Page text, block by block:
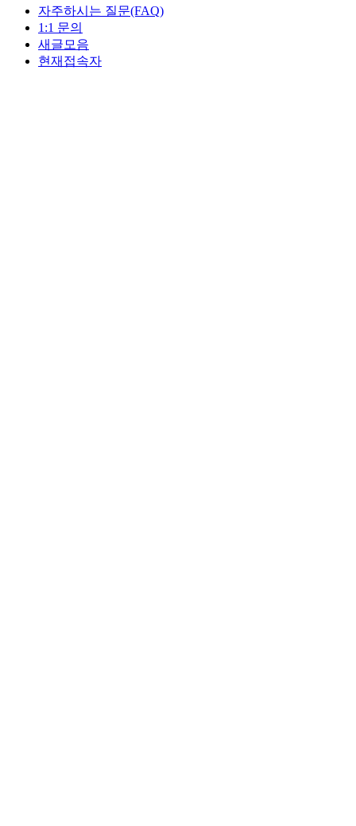
자주하시는 질문(FAQ)
1:1 문의
새글모음
현재접속자